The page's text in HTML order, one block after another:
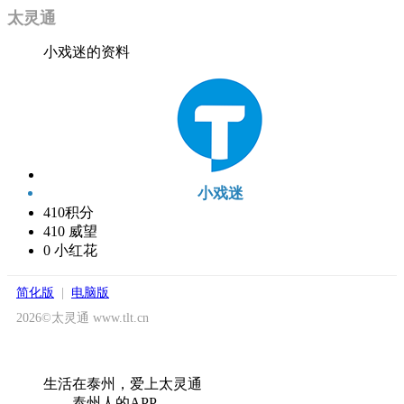
太灵通
小戏迷的资料
小戏迷
410积分
410 威望
0 小红花
简化版
电脑版
2026©太灵通 www.tlt.cn
生活在泰州，爱上太灵通